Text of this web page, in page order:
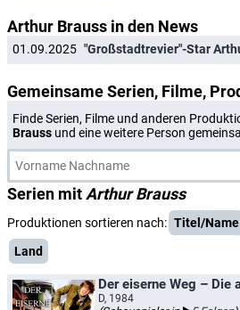
Arthur Brauss in den News
01.09.2025 "Großstadtrevier"-Star
Gemeinsame Serien, Filme,
Finde Serien, Filme und anderen
Brauss und eine weitere Person
Serien mit Arthur Brauss
Produktionen sortieren nach: Titel/Name
Land
D, 1984